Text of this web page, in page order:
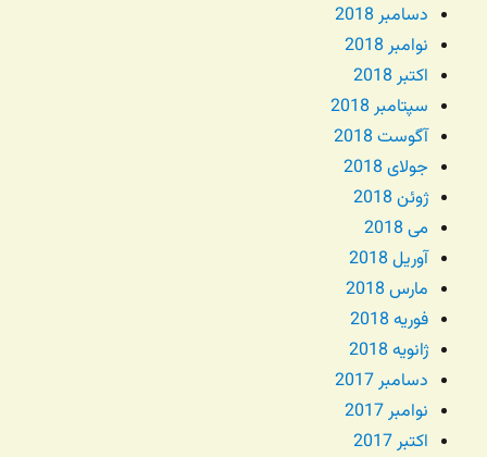
دسامبر 2018
نوامبر 2018
اکتبر 2018
سپتامبر 2018
آگوست 2018
جولای 2018
ژوئن 2018
می 2018
آوریل 2018
مارس 2018
فوریه 2018
ژانویه 2018
دسامبر 2017
نوامبر 2017
اکتبر 2017